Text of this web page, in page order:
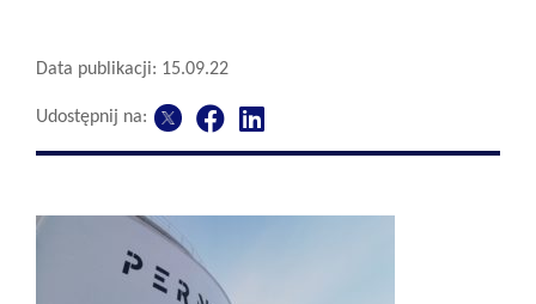
Data publikacji: 15.09.22
Udostępnij na: